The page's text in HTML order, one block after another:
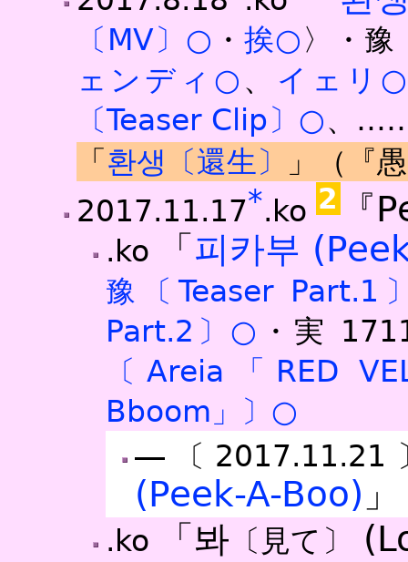
〔MV〕○ ・ 挨○〉・
ェンディ○ 、 イェリ
〔Teaser Clip〕○、
「환생〔還生〕
」（『
2017.11.17*.ko 2『
.ko 「 피카부
豫〔Teaser Part.1
Part.2〕○ ・実
〔Areia「RED
Bboom」〕○
―〔
(Peek-A-Boo) 」
.ko 「봐 〔見て 〕